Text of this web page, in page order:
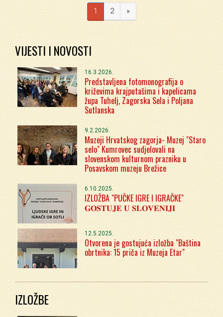
1 2 »
VIJESTI I NOVOSTI
16.3.2026.
Predstavljena fotomonografija o
križevima krajputašima i kapelicama
župa Tuhelj, Zagorska Sela i Poljana
Sutlanska
9.2.2026.
Muzeji Hrvatskog zagorja- Muzej "Staro
selo" Kumrovec sudjelovali na
slovenskom kulturnom prazniku u
Posavskom muzeju Brežice
6.10.2025.
IZLOŽBA "PUČKE IGRE I IGRAČKE"
𝐆𝐎𝐒𝐓𝐔𝐉𝐄 𝐔 𝐒𝐋𝐎𝐕𝐄𝐍𝐈𝐉𝐈
12.5.2025.
Otvorena je gostujuća izložba "Baština
obrtnika: 15 priča iz Muzeja Etar"
IZLOŽBE